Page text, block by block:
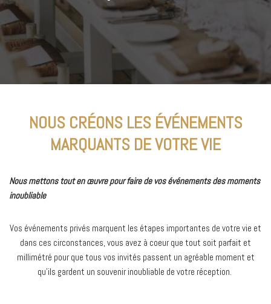
NOUS CRÉONS LES ÉVÉNEMENTS
MARQUANTS DE VOTRE VIE
Nous mettons tout en œuvre pour faire de vos événements des moments
inoubliable
Vos événements privés marquent les étapes importantes de votre vie et
dans ces circonstances, vous avez à coeur que tout soit parfait et
millimétré pour que tous vos invités passent un agréable moment et
qu’ils gardent un souvenir inoubliable de votre réception.